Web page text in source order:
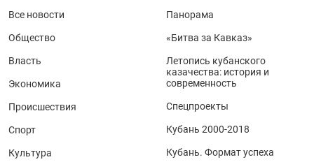
Все новости
Общество
Власть
Экономика
Происшествия
Спорт
Культура
Панорама
«Битва за Кавказ»
Летопись кубанского
казачества: история и
современность
Спецпроекты
Кубань 2000-2018
Кубань. Формат успеха